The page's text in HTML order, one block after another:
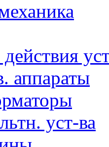
аппараты
уст-ва